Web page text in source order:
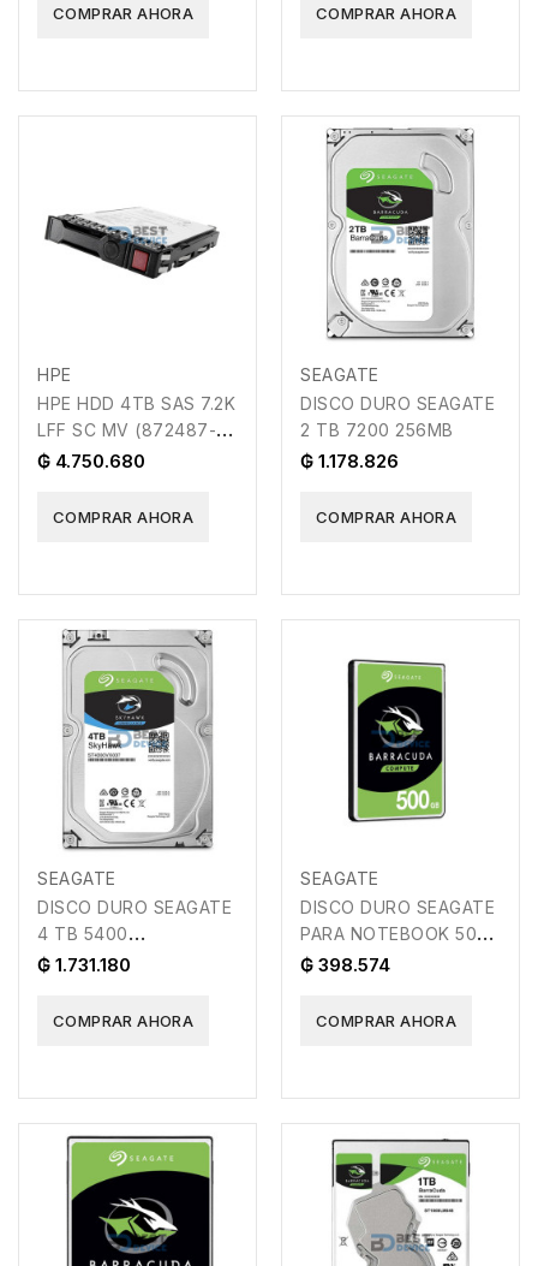
COMPRAR AHORA COMPRAR AHORA
HPE
HPE HDD 4TB SAS 7.2K
LFF SC MV (872487-
B21)
₲ 4.750.680
COMPRAR AHORA
SEAGATE
DISCO DURO SEAGATE
2 TB 7200 256MB
₲ 1.178.826
COMPRAR AHORA
SEAGATE
DISCO DURO SEAGATE
4 TB 5400
SURVEILLANCE 256MB
₲ 1.731.180
COMPRAR AHORA
SEAGATE
DISCO DURO SEAGATE
PARA NOTEBOOK 500
GB 5400
₲ 398.574
COMPRAR AHORA